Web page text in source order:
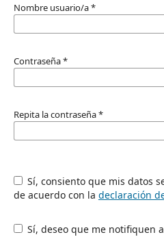
Nombre usuario/a*
Contraseña*
Repita la contraseña*
Sí, consiento que mis datos se recopilen y se almacenen
de acuerdo con la declaración
Sí, deseo que me notifiquen acerca de nuevas